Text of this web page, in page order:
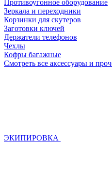
Противоугонное оборудование
Зеркала и переходники
Корзинки для скутеров
Заготовки ключей
Держатели телефонов
Чехлы
Кофры багажные
Смотреть все аксессуары и
ЭКИПИРОВКА